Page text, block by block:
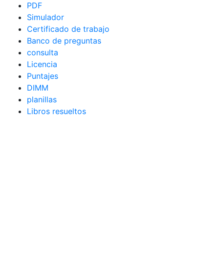
PDF
Simulador
Certificado de trabajo
Banco de preguntas
consulta
Licencia
Puntajes
DIMM
planillas
Libros resueltos